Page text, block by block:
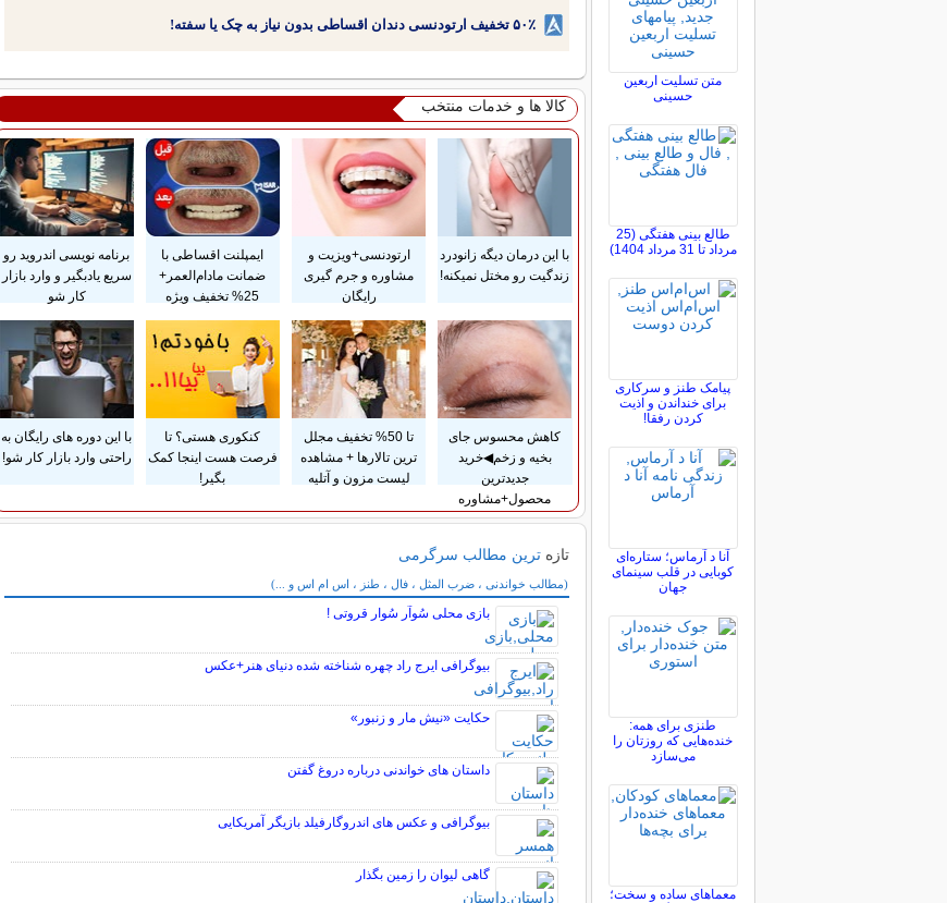
۵۰٪ تخفیف ارتودنسی دندان اقساطی بدون نیاز به چک یا سفته!
کالا ها و خدمات منتخب
با این درمان دیگه زانودرد
زندگیت رو مختل نمیکنه!
ارتودنسی+ویزیت و
مشاوره و جرم گیری
رایگان
ایمپلنت اقساطی با
ضمانت مادام‌العمر+
25% تخفیف ویژه
برنامه نویسی اندروید رو
سریع یادبگیر و وارد بازار
کار شو
کاهش محسوس جای
بخیه و زخم◀خرید
جدیدترین
محصول+مشاوره
تا 50% تخفیف مجلل
ترین تالارها + مشاهده
لیست مزون و آتلیه
کنکوری هستی؟ تا
فرصت هست اینجا کمک
بگیر!
با این دوره های رایگان به
راحتی وارد بازار کار شو!
تازه ترین مطالب سرگرمی
(مطالب خواندنی ، ضرب المثل ، فال ، طنز ، اس ام اس و ...)
سایر مطالب سرگرمی
بازی محلی سُوآر سُوار قروتی !
بیوگرافی ایرج راد چهره شناخته شده دنیای هنر+عکس
حکایت «نیش مار و زنبور»
داستان های خواندنی درباره دروغ گفتن
بیوگرافی و عکس های اندروگارفیلد بازیگر آمریکایی
گاهی ليوان را زمين بگذار
متن تسلیت اربعین
حسینی
طالع بینی هفتگی (25
مرداد تا 31 مرداد 1404)
پیامک طنز و سرکاری
برای خنداندن و اذیت
کردن رفقا!
آنا د آرماس؛ ستاره‌ای
کوبایی در قلب سینمای
جهان
طنزی برای همه:
خنده‌هایی که روزتان را
می‌سازد
معماهای ساده و سخت؛